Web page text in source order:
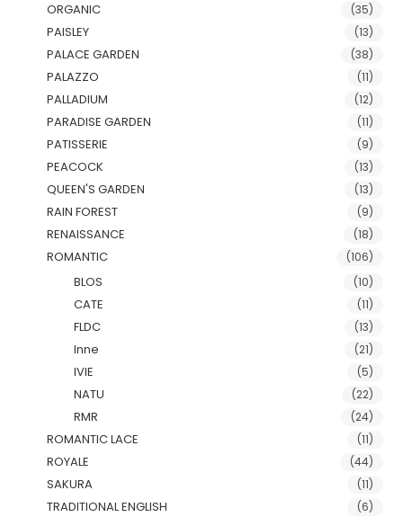
ORGANIC (35)
PAISLEY (13)
PALACE GARDEN (38)
PALAZZO (11)
PALLADIUM (12)
PARADISE GARDEN (11)
PATISSERIE (9)
PEACOCK (13)
QUEEN'S GARDEN (13)
RAIN FOREST (9)
RENAISSANCE (18)
ROMANTIC (106)
BLOS (10)
CATE (11)
FLDC (13)
Inne (21)
IVIE (5)
NATU (22)
RMR (24)
ROMANTIC LACE (11)
ROYALE (44)
SAKURA (11)
TRADITIONAL ENGLISH (6)